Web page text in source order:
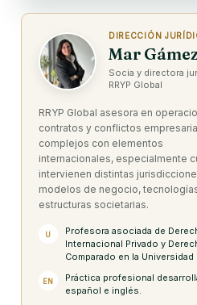
DIRECCIÓN
Mar
Socia y directora
RRYP Global
RRYP Global asesora en
contratos y conflictos
complejos con elementos
internacionales, especialmente
intervienen distintas
modelos de negocio,
estructuras societarias.
U
Profesora asociada de
Internacional Privado y
Comparado en la Universidad
EN
Práctica profesional
español e inglés.